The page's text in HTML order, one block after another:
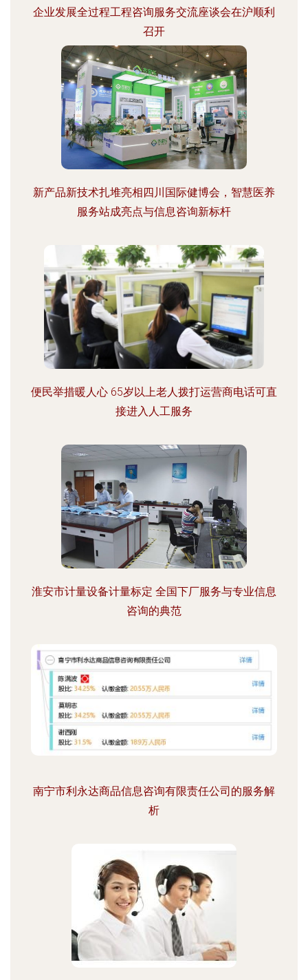
企业发展全过程工程咨询服务交流座谈会在沪顺利
召开
新产品新技术扎堆亮相四川国际健博会，智慧医养
服务站成亮点与信息咨询新标杆
便民举措暖人心 65岁以上老人拨打运营商电话可直
接进入人工服务
淮安市计量设备计量标定 全国下厂服务与专业信息
咨询的典范
南宁市利永达商品信息咨询有限责任公司的服务解
析